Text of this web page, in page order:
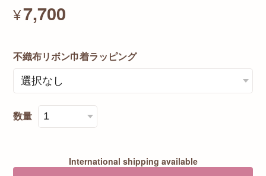
¥7,700
不織布リボン巾着ラッピング
数量
International shipping available